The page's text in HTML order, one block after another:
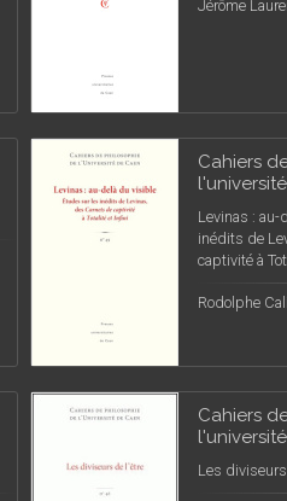
Jérôme
Cahiers
Levinas :
inédits de
captivité à
Rodolphe
Cahiers
Les